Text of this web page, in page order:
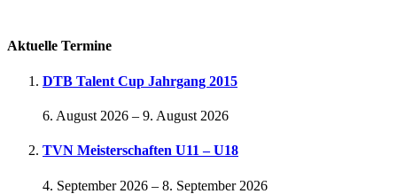
Aktuelle Termine
DTB Talent Cup Jahrgang 2015
6. August 2026 – 9. August 2026
TVN Meisterschaften U11 – U18
4. September 2026 – 8. September 2026